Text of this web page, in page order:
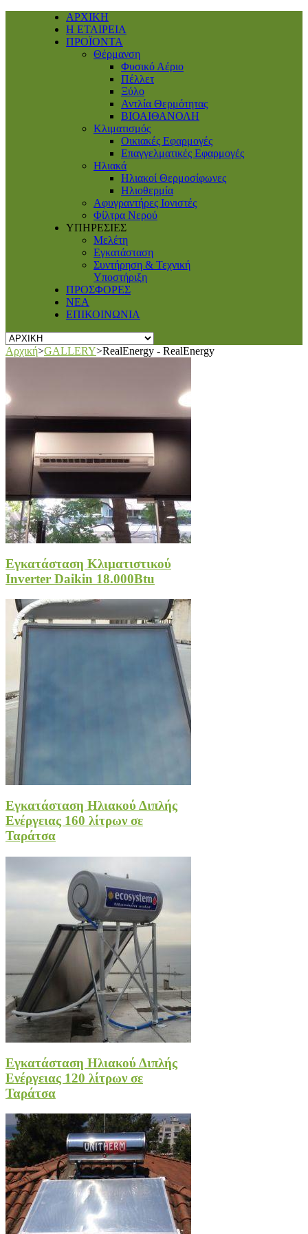
ΑΡΧΙΚΗ
Η ΕΤΑΙΡΕΙΑ
ΠΡΟΪΟΝΤΑ
Θέρμανση
Φυσικό Αέριο
Πέλλετ
Ξύλο
Αντλία Θερμότητας
ΒΙΟΑΙΘΑΝΟΛΗ
Κλιματισμός
Οικιακές Εφαρμογές
Επαγγελματικές Eφαρμογές
Ηλιακά
Ηλιακοί Θερμοσίφωνες
Ηλιοθερμία
Αφυγραντήρες Ιονιστές
Φίλτρα Νερού
ΥΠΗΡΕΣΙΕΣ
Μελέτη
Εγκατάσταση
Συντήρηση & Τεχνική
Υποστήριξη
ΠΡΟΣΦΟΡΕΣ
ΝΕΑ
ΕΠΙΚΟΙΝΩΝΙΑ
Αρχική>GALLERY>RealEnergy - RealEnergy
Εγκατάσταση Κλιματιστικού
Inverter Daikin 18.000Btu
Εγκατάσταση Ηλιακού Διπλής
Ενέργειας 160 λίτρων σε
Ταράτσα
Εγκατάσταση Ηλιακού Διπλής
Ενέργειας 120 λίτρων σε
Ταράτσα